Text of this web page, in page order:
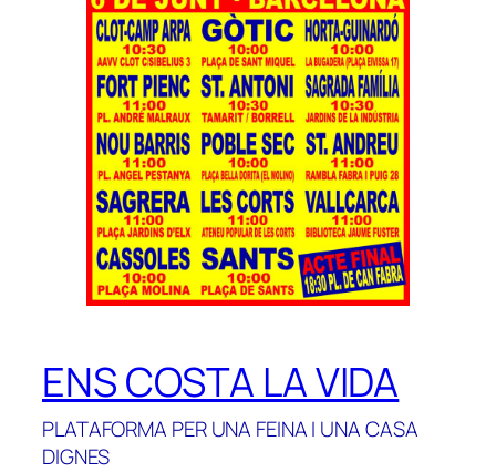
ENS COSTA LA VIDA
PLATAFORMA PER UNA FEINA I UNA CASA
DIGNES